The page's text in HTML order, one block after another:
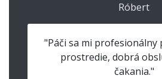
Róbert
"Páči sa mi
prostredie, dobrá
čakania."